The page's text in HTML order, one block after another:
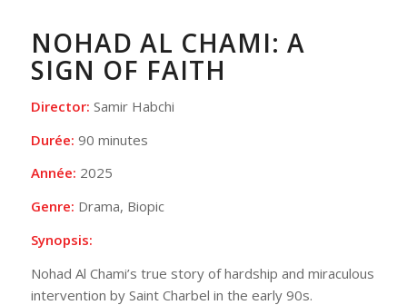
NOHAD AL CHAMI: A
SIGN OF FAITH
Director: Samir Habchi
Durée: 90 minutes
Année: 2025
Genre: Drama, Biopic
Synopsis:
Nohad Al Chami’s true story of hardship and miraculous
intervention by Saint Charbel in the early 90s.